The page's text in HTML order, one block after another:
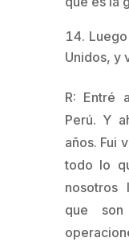
Unidos, y
R: Entré
Perú. Y
años. Fui
todo lo
nosotros
que